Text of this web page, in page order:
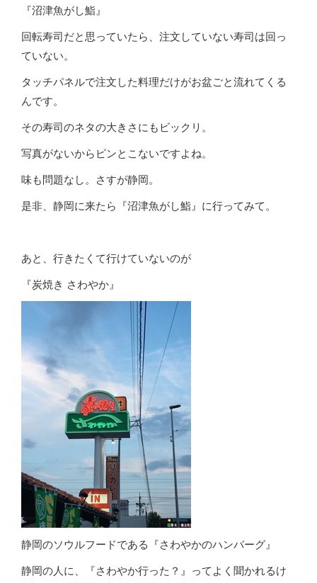
『沼津魚がし鮨』
回転寿司だと思っていたら、注文していない寿司は回っ
ていない。
タッチパネルで注文した料理だけがお盆ごと流れてくる
んです。
その寿司のネタの大きさにもビックリ。
写真がないからピンとこないですよね。
味も問題なし。さすが静岡。
是非、静岡に来たら『沼津魚がし鮨』に行ってみて。
あと、行きたくて行けていないのが
『炭焼き さわやか』
静岡のソウルフードである『さわやかのハンバーグ』
静岡の人に、『さわやか行った？』ってよく聞かれるけ